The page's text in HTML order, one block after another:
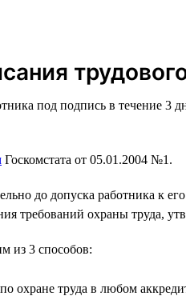
под подпись в течение 3
Госкомстата от 05.01.2004 №1.
до допуска работника к
требований охраны труда,
из 3 способов:
охране труда в любом